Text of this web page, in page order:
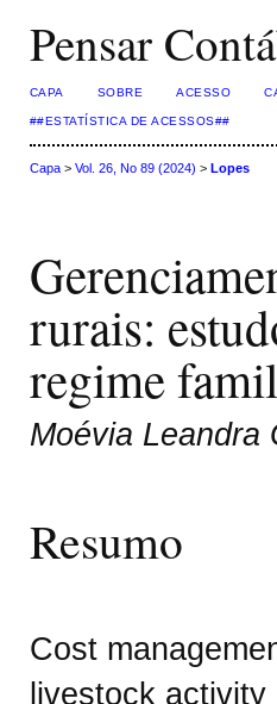
Pensar
CAPA SOBRE ACESSO
##ESTATÍSTICA DE ACESSOS##
Capa> Vol. 26, No 89 (2024) > Lopes
rurais:
regime
Moévia Leandra
Resumo
Cost
livestock